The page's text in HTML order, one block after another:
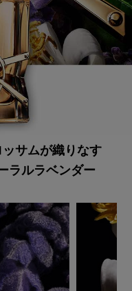
サムが織りなす
ラルラベンダー